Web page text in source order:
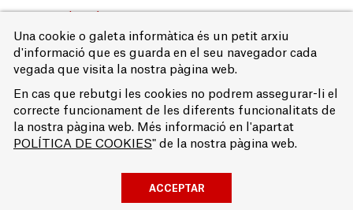
08007 Barcelona
T. 93 215 68 00
Avís legal
Accessibilitat
Política de privacitat
Política de cookies
© EUFB
Una cookie o galeta informàtica és un petit arxiu
d'informació que es guarda en el seu navegador cada
vegada que visita la nostra pàgina web.
En cas que rebutgi les cookies no podrem assegurar-li el
correcte funcionament de les diferents funcionalitats de
la nostra pàgina web. Més informació en l'apartat
POLÍTICA DE COOKIES" de la nostra pàgina web.
ACCEPTAR